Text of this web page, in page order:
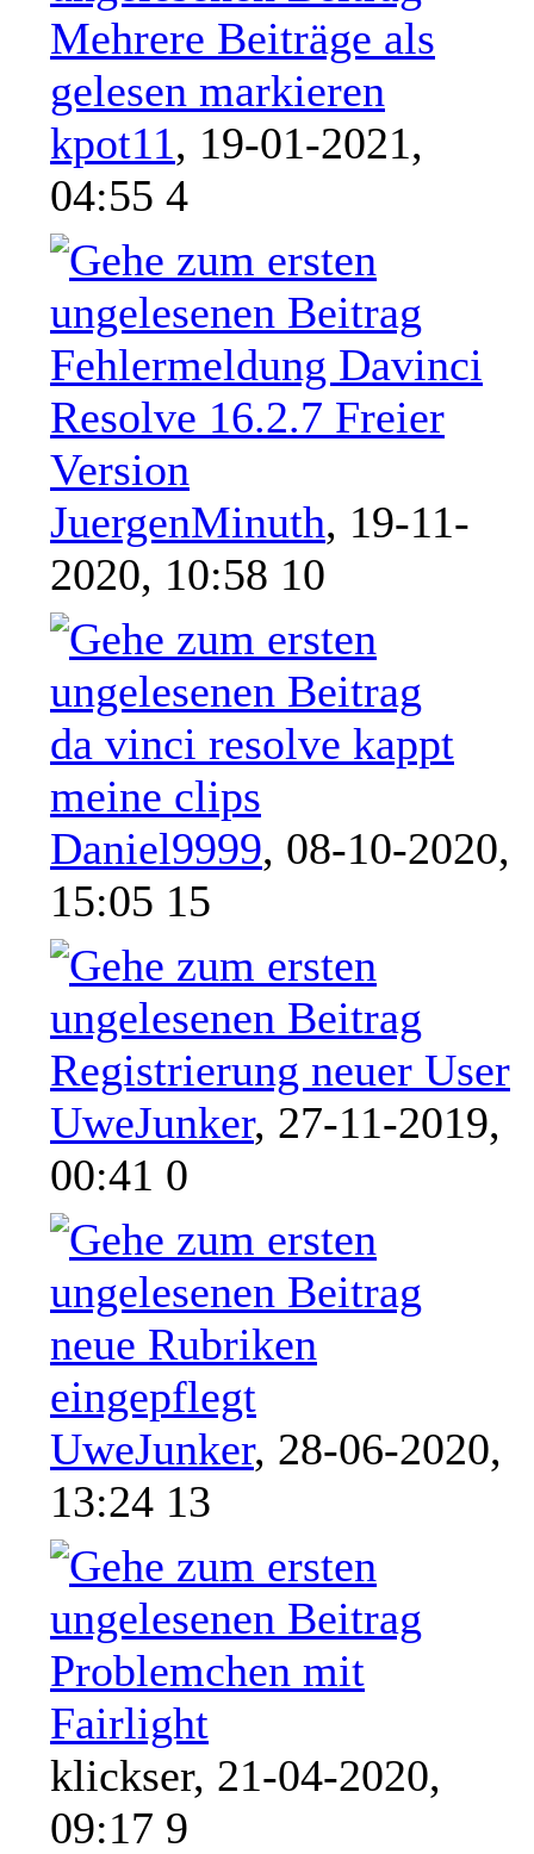
Mehrere Beiträge als
gelesen markieren
kpot11, 19-01-2021,
04:55 4
Fehlermeldung Davinci
Resolve 16.2.7 Freier
Version
JuergenMinuth, 19-11-
2020, 10:58 10
da vinci resolve kappt
meine clips
Daniel9999, 08-10-2020,
15:05 15
Registrierung neuer User
UweJunker, 27-11-2019,
00:41 0
neue Rubriken
eingepflegt
UweJunker, 28-06-2020,
13:24 13
Problemchen mit
Fairlight
klickser, 21-04-2020,
09:17 9